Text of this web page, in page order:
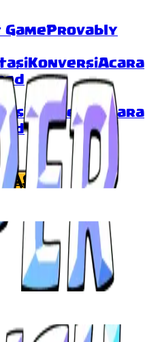
Provably
KonversiAcara
KonversiAcara